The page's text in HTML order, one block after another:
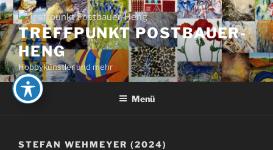
Zum
Inhalt
springenTREFFPUNKT POSTBAUER-
HENG
Hobbykünstler und mehr
Menü
STEFAN WEHMEYER (2024)